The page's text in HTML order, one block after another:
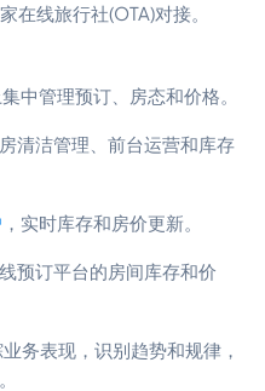
线旅行社(OTA)对接。
中管理预订、房态和价格。
清洁管理、前台运营和库存
，实时库存和房价更新。
预订平台的房间库存和价
务表现，识别趋势和规律，